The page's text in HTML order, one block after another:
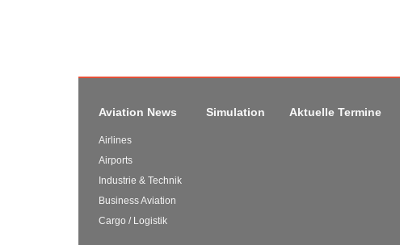
Aviation News
Airlines
Airports
Industrie & Technik
Business Aviation
Cargo / Logistik
Simulation Aktuelle Termine